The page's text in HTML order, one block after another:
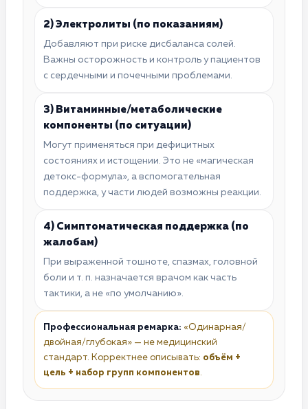
2) Электролиты (по показаниям)
Добавляют при риске дисбаланса солей.
Важны осторожность и контроль у пациентов
с сердечными и почечными проблемами.
3) Витаминные/метаболические
компоненты (по ситуации)
Могут применяться при дефицитных
состояниях и истощении. Это не «магическая
детокс-формула», а вспомогательная
поддержка, у части людей возможны реакции.
4) Симптоматическая поддержка (по
жалобам)
При выраженной тошноте, спазмах, головной
боли и т. п. назначается врачом как часть
тактики, а не «по умолчанию».
Профессиональная ремарка: «Одинарная/
двойная/глубокая» — не медицинский
стандарт. Корректнее описывать: объём +
цель + набор групп компонентов.